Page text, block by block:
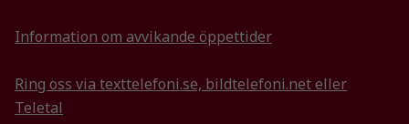
Information om avvikande öppettider
Ring oss via texttelefoni.se, bildtelefoni.net eller
Teletal
prestera så
möjligt
under ditt